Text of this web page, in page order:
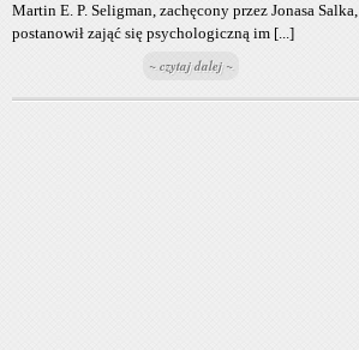
Martin E. P. Seligman, zachęcony przez Jonasa Salka,
postanowił zająć się psychologiczną im [...]
~ czytaj dalej ~